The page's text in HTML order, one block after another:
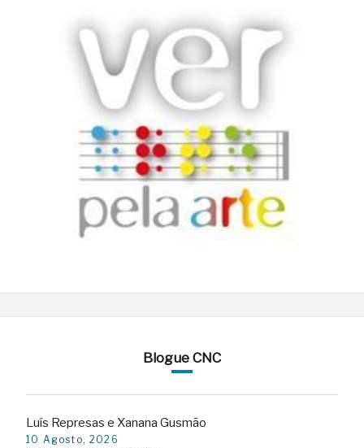
Blogue CNC
Luís Represas e Xanana Gusmão
10 Agosto, 2026